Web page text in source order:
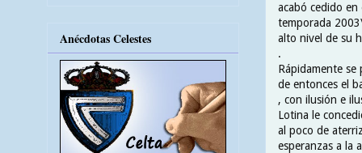
acabó cedido en
temporada
alto nivel de su
.
Rápidamente
de entonces el
, con ilusión e
Lotina le
al poco de
esperanzas a la
Anécdotas Celestes